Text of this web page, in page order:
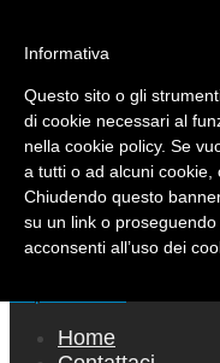
Mondo
LE INTERVISTE
RICOPRONO
QUELLI CHE
A CHI È UN
PER TUTTO
DI ESSERE
Home
Informativa
Questo sito o gli
di cookie necessari al
nella cookie policy. Se
a tutti o ad alcuni cookie,
Chiudendo questo
su un link o
acconsenti all’uso dei